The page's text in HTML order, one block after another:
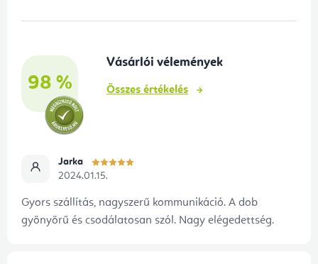
98 %
Vásárlói vélemények
Összes értékelés
Jarka
2024.01.15.
Gyors szállítás, nagyszerű kommunikáció. A dob
gyönyörű és csodálatosan szól. Nagy elégedettség.